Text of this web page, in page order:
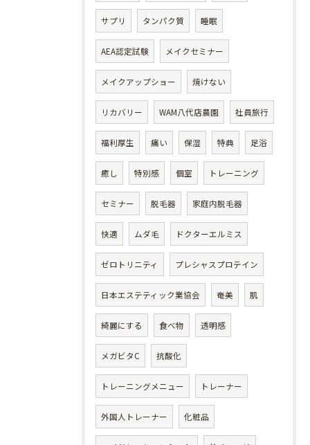
サプリ タンパク質 睡眠
AEA認定試験 メイクセミナー
メイクアップショー 焼けない
リカバリー WAM八代店農園 社員旅行
福利厚生 痛い 保湿 特典 足浴
癒し 特別感 個室 トレーニング
セミナー 脱毛器 家庭内脱毛器
快適 ムダ毛 ドクターエルミス
ゼロトリニティ プレシャスプロテイン
日本エステティック業協会 奄美 肌
綺麗にする 食べ物 透明感
メガビタC 抗酸化
トレーニングメニュー トレーナー
外国人トレーナー 化粧品